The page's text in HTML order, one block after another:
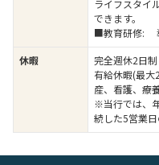
ライフスタイ
できます。
■教育研修:
休暇
完全週休2日制
有給休暇(最大
産、看護、療
※当行では、
続した5営業日